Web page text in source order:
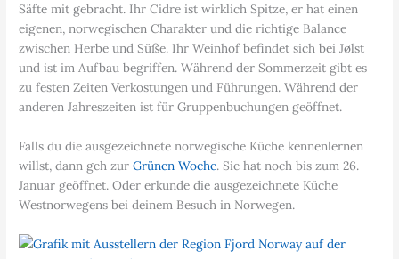
Säfte mit gebracht. Ihr Cidre ist wirklich Spitze, er hat einen
eigenen, norwegischen Charakter und die richtige Balance
zwischen Herbe und Süße. Ihr Weinhof befindet sich bei Jølst
und ist im Aufbau begriffen. Während der Sommerzeit gibt es
zu festen Zeiten Verkostungen und Führungen. Während der
anderen Jahreszeiten ist für Gruppenbuchungen geöffnet.
Falls du die ausgezeichnete norwegische Küche kennenlernen
willst, dann geh zurGrünen Woche. Sie hat noch bis zum 26.
Januar geöffnet. Oder erkunde die ausgezeichnete Küche
Westnorwegens bei deinem Besuch in Norwegen.